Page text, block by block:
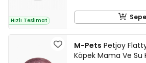
Hızlı Teslimat
M-Pets Petjoy
Köpek Mama Ve Su